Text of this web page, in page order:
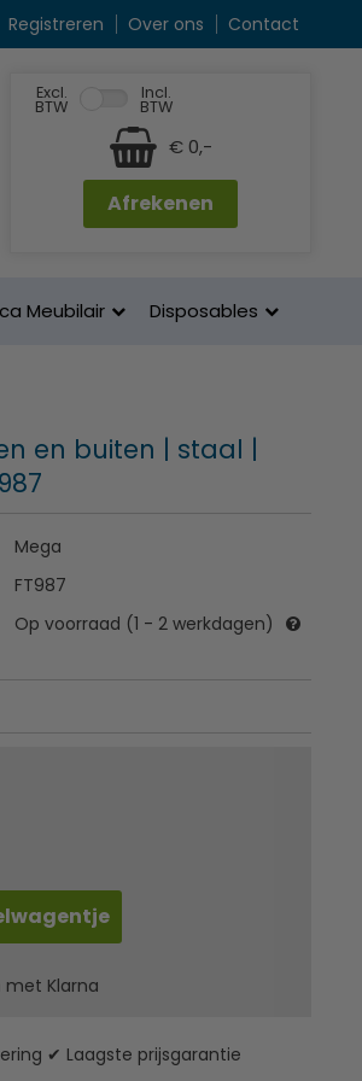
Registreren Over ons Contact
Excl.
BTW
Incl.
BTW
€ 0,-
Afrekenen
Meubilair Disposables
en buiten | staal |
Mega
FT987
Op voorraad (1 - 2 werkdagen)
met Klarna
✔ Laagste prijsgarantie